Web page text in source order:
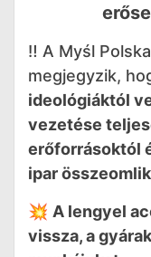
‼️ A Myśl
megjegyzik,
ideológiáktól
vezetése
erőforrásoktól
ipar
💥 A lengyel
vissza, a